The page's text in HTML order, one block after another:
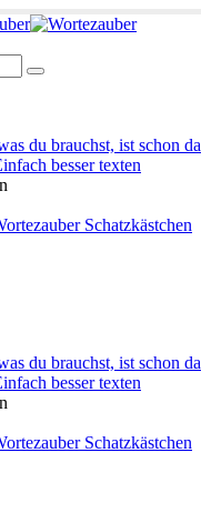
du brauchst, ist schon da
besser texten
Schatzkästchen
du brauchst, ist schon da
besser texten
Schatzkästchen